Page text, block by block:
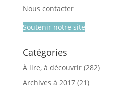
Nous contacter
Soutenir notre site
Catégories
À lire, à découvrir(282)
Archives à 2017(21)